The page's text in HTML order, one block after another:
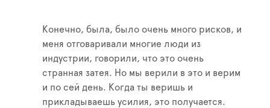
Конечно, была, было очень много рисков, и
меня отговаривали многие люди из
индустрии, говорили, что это очень
странная затея. Но мы верили в это и верим
и по сей день. Когда ты веришь и
прикладываешь усилия, это получается.